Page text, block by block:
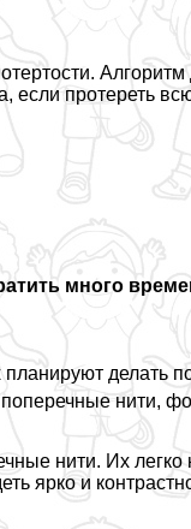
протереть
много
делать
нити,
нити. Их легко
ярко и